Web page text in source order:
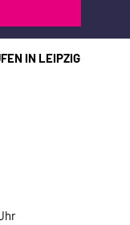
IN LEIPZIG